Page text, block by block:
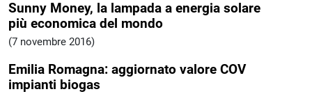
Sunny Money, la lampada a energia solare
più economica del mondo
(7 novembre 2016)
Emilia Romagna: aggiornato valore COV
impianti biogas